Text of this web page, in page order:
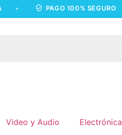
PAGO 100% SEGURO •
Video y Audio Electrónica